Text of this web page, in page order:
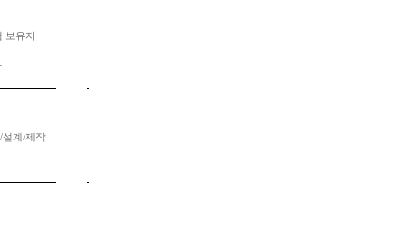
보유자
/설계/제작